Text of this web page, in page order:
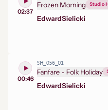
02:37
Frozen Morning Studio
EdwardSielicki
00:46
SH_056_01
Fanfare - Folk Holiday
EdwardSielicki